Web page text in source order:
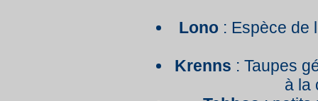
Lono : Espèce de
Krenns : Taupes
à la